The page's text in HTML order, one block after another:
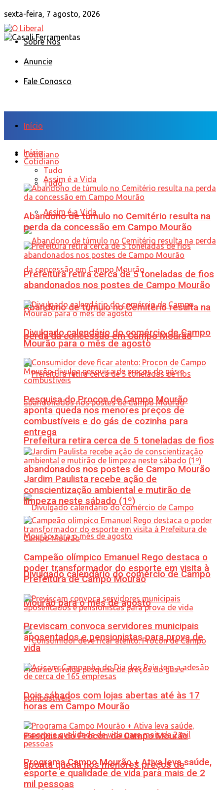
sexta-feira, 7 agosto, 2026
Sobre Nós
Anuncie
Fale Conosco
Início
Cotidiano
Tudo
Assim é a Vida
Abandono de túmulo no Cemitério resulta na
perda da concessão em Campo Mourão
Prefeitura retira cerca de 5 toneladas de fios
abandonados nos postes de Campo Mourão
Divulgado calendário do comércio de Campo
Mourão para o mês de agosto
Pesquisa do Procon de Campo Mourão
aponta queda nos menores preços de
Início
Cotidiano
Tudo
Assim é a Vida
Abandono de túmulo no Cemitério resulta na
perda da concessão em Campo Mourão
Prefeitura retira cerca de 5 toneladas de fios
abandonados nos postes de Campo Mourão
Divulgado calendário do comércio de Campo
Mourão para o mês de agosto
Pesquisa do Procon de Campo Mourão
aponta queda nos menores preços de
combustíveis e do gás de cozinha para
entrega
Jardim Paulista recebe ação de
conscientização ambiental e mutirão de
limpeza neste sábado (1º)
Campeão olímpico Emanuel Rego destaca o
poder transformador do esporte em visita à
Prefeitura de Campo Mourão
Previscam convoca servidores municipais
aposentados e pensionistas para prova de
vida
Dois sábados com lojas abertas até às 17
horas em Campo Mourão
Programa Campo Mourão + Ativa leva saúde,
esporte e qualidade de vida para mais de 2
mil pessoas